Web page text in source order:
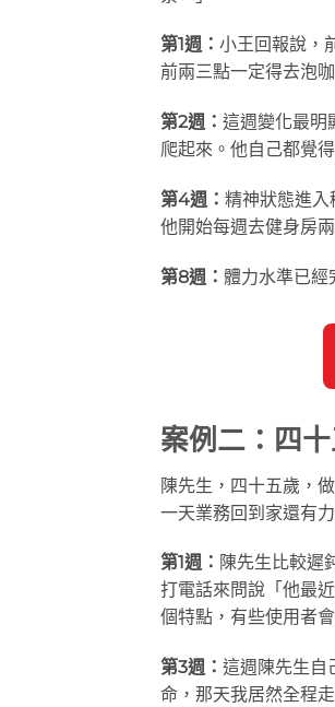
第1週： 小王回報說，
前兩三點一定得去泡
第2週： 這週變化最明
爬起來。他自己都覺
第4週： 精神狀態進
他開始每週去健身房
第8週： 體力水準已經
案例二：四
陳先生，四十五歲，
一天業務回到家還有
第1週： 陳先生比較遲
打電話來問說「他最
個特點，有些使用者
第3週： 這週陳先生自
命，那天我居然全程